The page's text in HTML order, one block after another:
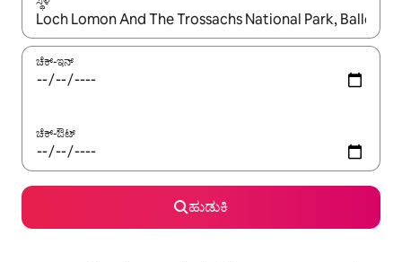
ಫಲಿತಾಂಶಗಳು ಲಭ್ಯವಿರುವಾಗ, ಅಪ್ ಮತ್ತು ಡೌನ್ ಬಾಣದ ಕೀಲಿಗಳೊಂದಿಗೆ
ಚೆಕ್-ಇನ್
ಚೆಕ್-ಔಟ್
ಹುಡುಕಿ